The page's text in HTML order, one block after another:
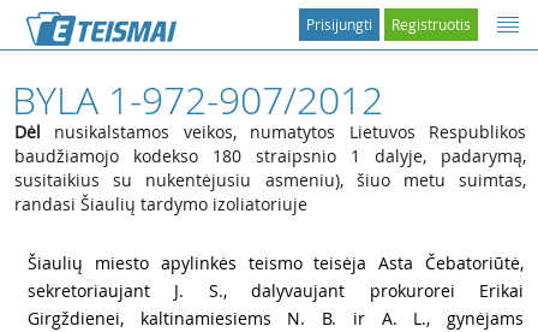
Registruotis
Prisijungti
BYLA 1-972-907/2012
Dėl nusikalstamos veikos, numatytos Lietuvos Respublikos
baudžiamojo kodekso 180 straipsnio 1 dalyje, padarymą,
susitaikius su nukentėjusiu asmeniu), šiuo metu suimtas,
randasi Šiaulių tardymo izoliatoriuje
Šiaulių miesto apylinkės teismo teisėja Asta Čebatoriūtė,
sekretoriaujant J. S., dalyvaujant prokurorei Erikai
Girgždienei, kaltinamiesiems N. B. ir A. L., gynėjams